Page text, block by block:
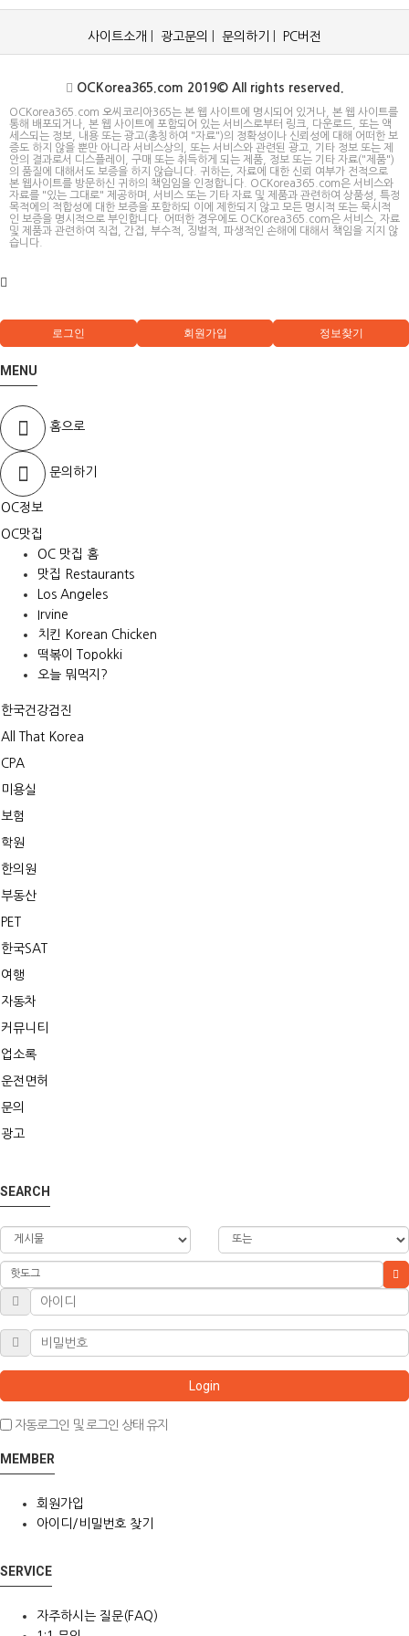
사이트소개 광고문의 문의하기 PC버전
OCKorea365.com 2019© All rights reserved.
OCKorea365.com 오씨코리아365는 본 웹 사이트에 명시되어 있거나, 본 웹 사이트를
통해 배포되거나, 본 웹 사이트에 포함되어 있는 서비스로부터 링크, 다운로드, 또는 액
세스되는 정보, 내용 또는 광고(총칭하여 "자료")의 정확성이나 신뢰성에 대해 어떠한 보
증도 하지 않을 뿐만 아니라 서비스상의, 또는 서비스와 관련된 광고, 기타 정보 또는 제
안의 결과로서 디스플레이, 구매 또는 취득하게 되는 제품, 정보 또는 기타 자료("제품")
의 품질에 대해서도 보증을 하지 않습니다. 귀하는, 자료에 대한 신뢰 여부가 전적으로
본 웹사이트를 방문하신 귀하의 책임임을 인정합니다. OCKorea365.com은 서비스와
자료를 "있는 그대로" 제공하며, 서비스 또는 기타 자료 및 제품과 관련하여 상품성, 특정
목적에의 적합성에 대한 보증을 포함하되 이에 제한되지 않고 모든 명시적 또는 묵시적
인 보증을 명시적으로 부인합니다. 어떠한 경우에도 OCKorea365.com은 서비스, 자료
및 제품과 관련하여 직접, 간접, 부수적, 징벌적, 파생적인 손해에 대해서 책임을 지지 않
습니다.
로그인 회원가입 정보찾기
MENU
홈으로
문의하기
OC정보
OC맛집
OC 맛집 홈
맛집 Restaurants
Los Angeles
Irvine
치킨 Korean Chicken
떡볶이 Topokki
오늘 뭐먹지?
한국건강검진
All That Korea
CPA
미용실
보험
학원
한의원
부동산
PET
한국SAT
여행
자동차
커뮤니티
업소록
운전면허
문의
광고
SEARCH
Login
자동로그인 및 로그인 상태 유지
MEMBER
회원가입
아이디/비밀번호 찾기
SERVICE
자주하시는 질문(FAQ)